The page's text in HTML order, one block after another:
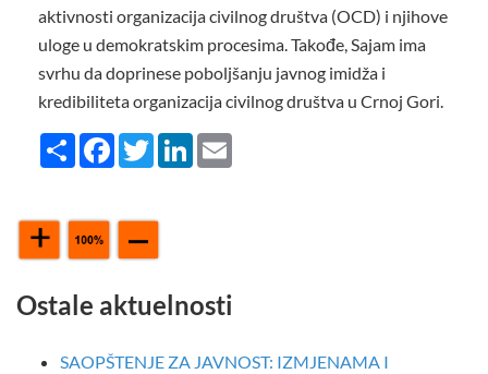
aktivnosti organizacija civilnog društva (OCD) i njihove
uloge u demokratskim procesima. Takođe, Sajam ima
svrhu da doprinese poboljšanju javnog imidža i
kredibiliteta organizacija civilnog društva u Crnoj Gori.
Share FacebookTwitterLinkedIn
Ostale aktuelnosti
SAOPŠTENJE ZA JAVNOST: IZMJENAMA I